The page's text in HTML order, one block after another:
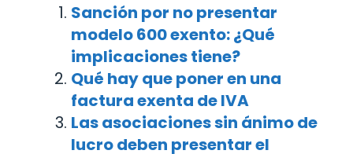
Sanción por no presentar
modelo 600 exento: ¿Qué
implicaciones tiene?
Qué hay que poner en una
factura exenta de IVA
Las asociaciones sin ánimo de
lucro deben presentar el